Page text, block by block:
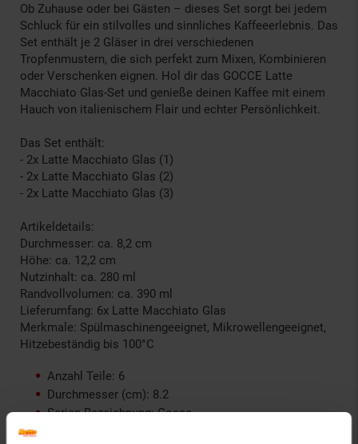
Ob Zuhause oder bei Gästen – dieses Set sorgt bei jedem
Schluck für ein stilvolles und sinnliches Kaffeeerlebnis. Das
Set enthält je 2 Gläser in drei verschiedenen
Tropfenmustern, die sich perfekt zum Mixen, Kombinieren
oder Verschenken eignen. Hol dir das GOCCE Latte
Macchiato Glas-Set und genieße deinen Kaffee mit einem
Hauch von italienischem Flair und echter Persönlichkeit.
Das Set enthält:
- 2x Latte Macchiato Glas (1)
- 2x Latte Macchiato Glas (2)
- 2x Latte Macchiato Glas (3)
Artikeldetails:
Durchmesser: ca. 8,2 cm
Höhe: ca. 12,2 cm
Nutzinhalt: ca. 280 ml
Randvollvolumen: ca. 390 ml
Lieferumfang: 6x Latte Macchiato Glas
Merkmale: Spülmaschinengeeignet, Mikrowellengeeignet,
Hitzebeständig bis 100°C
Anzahl Teile: 6
Durchmesser (cm): 8.2
Serien-Bezeichnung: Gocce